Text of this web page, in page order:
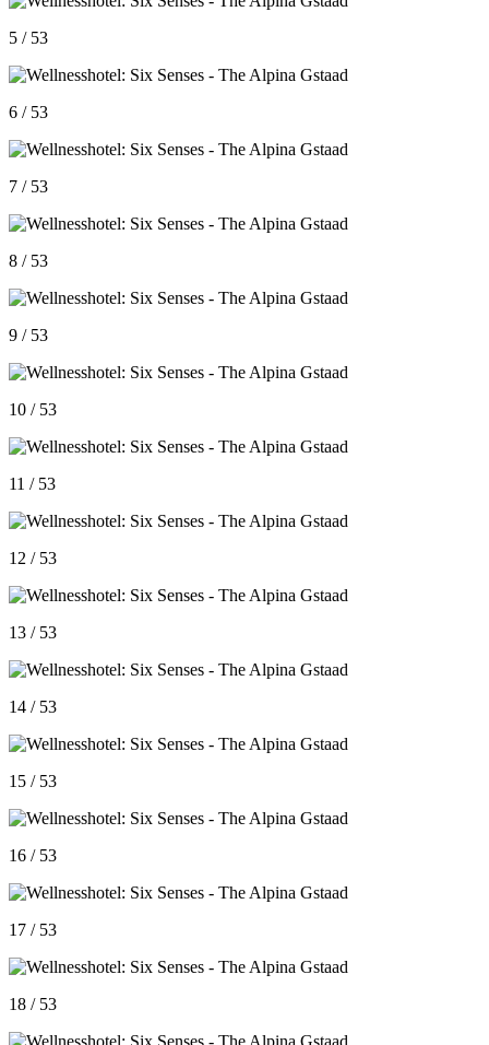
5 / 53
6 / 53
7 / 53
8 / 53
9 / 53
10 / 53
11 / 53
12 / 53
13 / 53
14 / 53
15 / 53
16 / 53
17 / 53
18 / 53